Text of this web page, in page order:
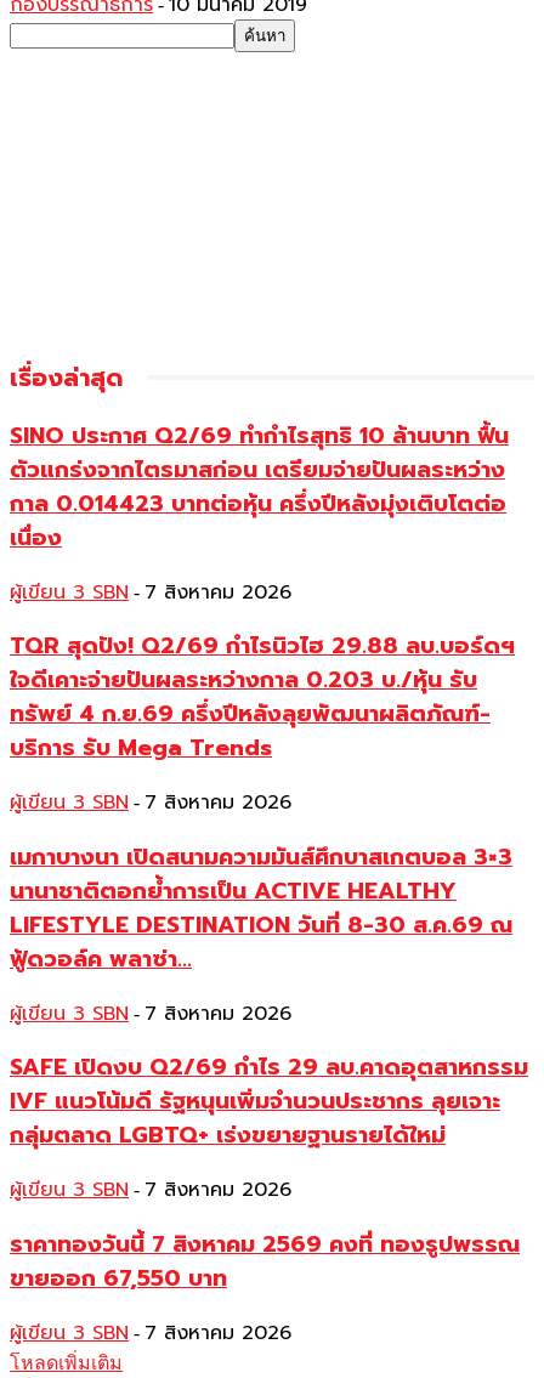
-
เรื่องล่าสุด
SINO ประกาศ Q2/69 ทำกำไรสุทธิ 10 ล้านบาท ฟื้น
ตัวแกร่งจากไตรมาสก่อน เตรียมจ่ายปันผลระหว่าง
กาล 0.014423 บาทต่อหุ้น ครึ่งปีหลังมุ่งเติบโตต่อ
เนื่อง
ผู้เขียน 3 SBN - 7 สิงหาคม 2026
TQR สุดปัง! Q2/69 กำไรนิวไฮ 29.88 ลบ.บอร์ดฯ
ใจดีเคาะจ่ายปันผลระหว่างกาล 0.203 บ./หุ้น รับ
ทรัพย์ 4 ก.ย.69 ครึ่งปีหลังลุยพัฒนาผลิตภัณฑ์-
บริการ รับ Mega Trends
ผู้เขียน 3 SBN - 7 สิงหาคม 2026
เมกาบางนา เปิดสนามความมันส์ศึกบาสเกตบอล 3×3
นานาชาติตอกย้ำการเป็น ACTIVE HEALTHY
LIFESTYLE DESTINATION วันที่ 8-30 ส.ค.69 ณ
ฟู้ดวอล์ค พลาซ่า...
ผู้เขียน 3 SBN - 7 สิงหาคม 2026
SAFE เปิดงบ Q2/69 กำไร 29 ลบ.คาดอุตสาหกรรม
IVF แนวโน้มดี รัฐหนุนเพิ่มจำนวนประชากร ลุยเจาะ
กลุ่มตลาด LGBTQ+ เร่งขยายฐานรายได้ใหม่
ผู้เขียน 3 SBN - 7 สิงหาคม 2026
ราคาทองวันนี้ 7 สิงหาคม 2569 คงที่ ทองรูปพรรณ
ขายออก 67,550 บาท
ผู้เขียน 3 SBN - 7 สิงหาคม 2026
โหลดเพิ่มเติม